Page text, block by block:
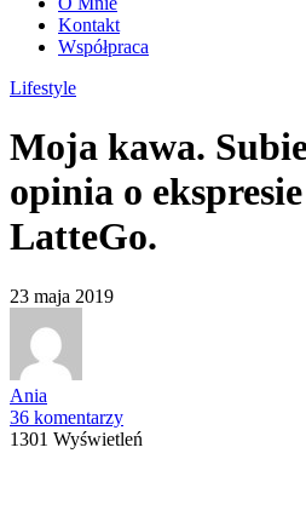
Kontakt
Współpraca
Lifestyle
Moja kawa.
opinia o
LatteGo.
23 maja 2019
Ania
36 komentarzy
1301 Wyświetleń